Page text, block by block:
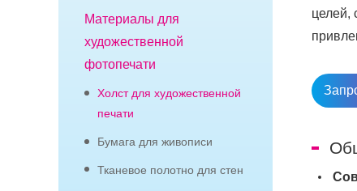
целей,
Материалы для
художественной
фотопечати
Холст для художественной
печати
Бумага для живописи
Тканевое полотно для стен